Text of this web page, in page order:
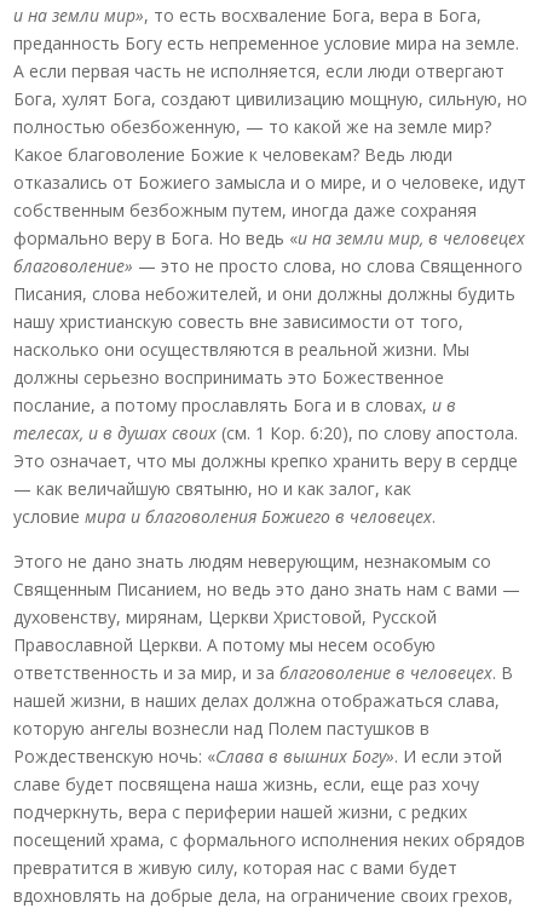
и на земли мир», то есть восхваление Бога, вера в Бога,
преданность Богу есть непременное условие мира на земле.
А если первая часть не исполняется, если люди отвергают
Бога, хулят Бога, создают цивилизацию мощную, сильную, но
полностью обезбоженную, — то какой же на земле мир?
Какое благоволение Божие к человекам? Ведь люди
отказались от Божиего замысла и о мире, и о человеке, идут
собственным безбожным путем, иногда даже сохраняя
формально веру в Бога. Но ведь «и на земли мир, в человецех
благоволение» — это не просто слова, но слова Священного
Писания, слова небожителей, и они должны должны будить
нашу христианскую совесть вне зависимости от того,
насколько они осуществляются в реальной жизни. Мы
должны серьезно воспринимать это Божественное
послание, а потому прославлять Бога и в словах,и в
телесах, и в душах своих (см. 1 Кор. 6:20), по слову апостола.
Это означает, что мы должны крепко хранить веру в сердце
— как величайшую святыню, но и как залог, как
условиемира и благоволения Божиего в человецех.
Этого не дано знать людям неверующим, незнакомым со
Священным Писанием, но ведь это дано знать нам с вами —
духовенству, мирянам, Церкви Христовой, Русской
Православной Церкви. А потому мы несем особую
ответственность и за мир, и заблаговоление в человецех. В
нашей жизни, в наших делах должна отображаться слава,
которую ангелы вознесли над Полем пастушков в
Рождественскую ночь: «Слава в вышних Богу». И если этой
славе будет посвящена наша жизнь, если, еще раз хочу
подчеркнуть, вера с периферии нашей жизни, с редких
посещений храма, с формального исполнения неких обрядов
превратится в живую силу, которая нас с вами будет
вдохновлять на добрые дела, на ограничение своих грехов,